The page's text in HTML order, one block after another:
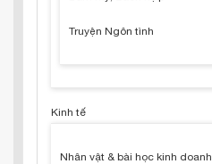
Truyện Ngôn tình
Kinh tế
Nhân vật & bài học kinh doanh